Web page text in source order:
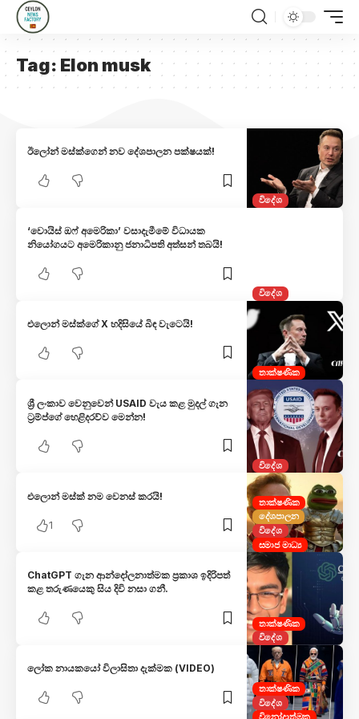
Tag: Elon musk
විදේශ
ඊලෝන් මස්ක්ගෙන් නව දේශපාලන පක්ෂයක්!
විදේශ
‘වොයිස් ඔෆ් අමෙරිකා’ වසාදැමීමේ විධායක
නියෝගයට අමෙරිකානු ජනාධිපති අත්සන් තබයි!
තාක්ෂණික
එලො​න් මස්ක්ගේ X හදිසියේ බිඳ වැටෙයි!
විදේශ
​ශ්‍රී ලංකාව වෙනුවෙන් USAID වැය කළ මුදල් ගැන
ට්‍රම්ප්ගේ හෙළිදරව්ව මෙන්න!
තාක්ෂණික
දේශපාලන
විදේශ
සමාජ මාධ්‍ය
එලොන් මස්ක් නම වෙනස් කරයි!
1
තාක්ෂණික
විදේශ
ChatGPT ගැන ආන්දෝලනාත්මක ප්‍රකාශ ඉදිරිපත්
කළ තරුණයෙකු සිය දිවි නසා ගනී.
තාක්ෂණික
විදේශ
විනෝදාත්මක
ලෝක නායකයෝ විලාසිතා දැක්මක (VIDEO)